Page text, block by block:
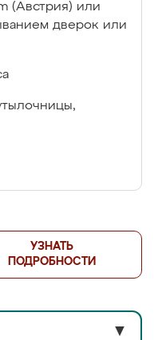
(Австрия) или
дверок или
УЗНАТЬ
ПОДРОБНОСТИ
▼